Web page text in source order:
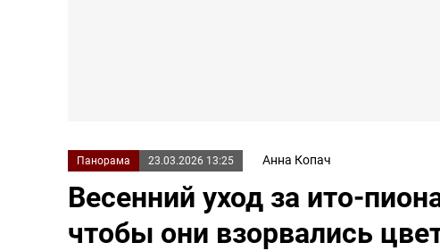
Панорама 23.03.2026 13:25 Анна Копач
Весенний уход за ито-
чтобы они взорвались